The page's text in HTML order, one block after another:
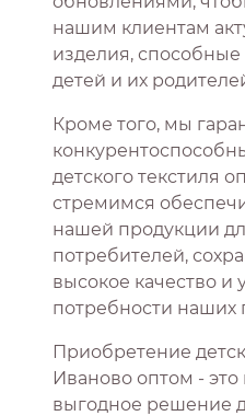
нашим клиентам
изделия,
детей и их
Кроме того, мы
детского текстиля
стремимся
нашей продукции
потребителей,
высокое качество и
потребности наших
Приобретение
Иваново оптом -
выгодное решение